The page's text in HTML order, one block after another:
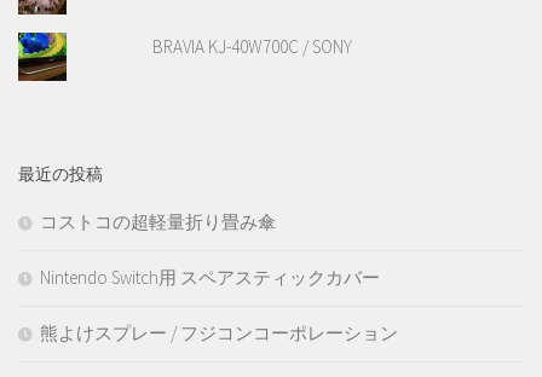
BRAVIA KJ-40W700C / SONY
最近の投稿
コストコの超軽量折り畳み傘
Nintendo Switch用 スペアスティックカバー
熊よけスプレー / フジコンコーポレーション